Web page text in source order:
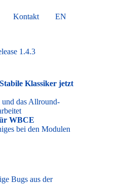
Kontakt EN
Klassiker jetzt
und das Allround-
WBCE
bei den Modulen
Bugs aus der